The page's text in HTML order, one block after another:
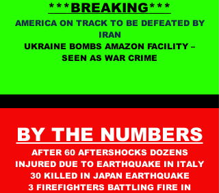
***BREAKING***
AMERICA ON TRACK TO BE DEFEATED BY
IRAN
UKRAINE BOMBS AMAZON FACILITY –
SEEN AS WAR CRIME
BY THE NUMBERS
AFTER 60 AFTERSHOCKS DOZENS
INJURED DUE TO EARTHQUAKE IN ITALY​
30 KILLED IN JAPAN EARTHQUAKE
3 FIREFIGHTERS BATTLING FIRE IN